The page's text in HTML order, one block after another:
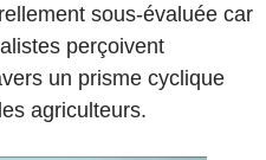
sous-évaluée car
perçoivent
un prisme cyclique
agriculteurs.